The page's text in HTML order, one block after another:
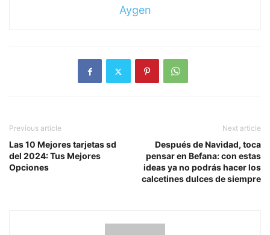
Aygen
Previous article
Las 10 Mejores tarjetas sd
del 2024: Tus Mejores
Opciones
Next article
Después de Navidad, toca
pensar en Befana: con estas
ideas ya no podrás hacer los
calcetines dulces de siempre